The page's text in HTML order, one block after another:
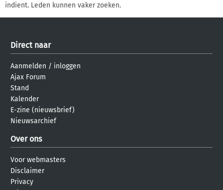
indient. Leden kunnen vaker zoeken.
Direct naar
Aanmelden / inloggen
Ajax Forum
Stand
Kalender
E-zine (nieuwsbrief)
Nieuwsarchief
Over ons
Voor webmasters
Disclaimer
Privacy